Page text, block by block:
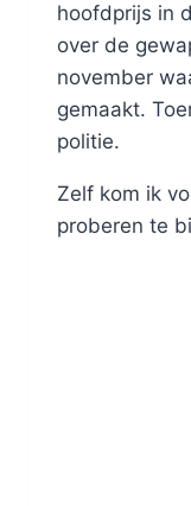
hoofdprijs in
over de
november
gemaakt.
politie.
Zelf kom ik
proberen te